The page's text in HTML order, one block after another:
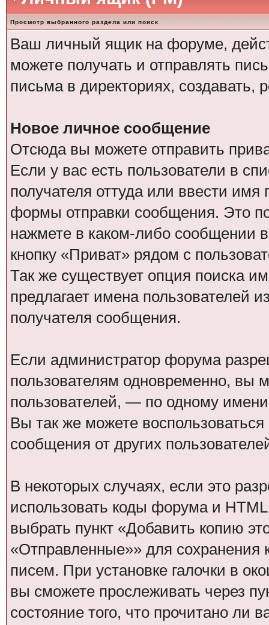
Просмотр выбранного раздела или поиск
Ваш личный ящик на форуме,
можете получать и отправлять
письма в директориях, создавать,
Новое личное сообщение
Отсюда вы можете отправить
Если у вас есть пользователи в
получателя оттуда или ввести
формы отправки сообщения. Это
нажмете в каком-либо сообщении
кнопку «Приват» рядом с
Так же существует опция поиска
предлагает имена пользователей
получателя сообщения.
Если администратор форума
пользователям одновременно, вы
пользователей, — по одному
Вы так же можете
сообщения от других
В некоторых случаях, если это
использовать коды форума и
выбрать пункт «Добавить копию
«Отправленные»» для сохранения
писем. При установке галочки в
вы сможете прослеживать через
состояние того, что прочитано ли